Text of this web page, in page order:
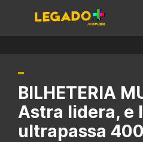
BILHETERIA
Astra lidera, e
ultrapassa